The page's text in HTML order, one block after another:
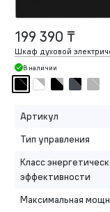
199 390 ₸
Шкаф духовой
В наличии
Артикул
Тип управления
Класс
эффективности
Максимальная